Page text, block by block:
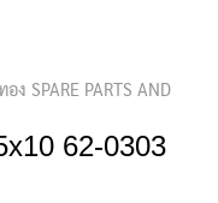
SPARE PARTS AND
62-0303